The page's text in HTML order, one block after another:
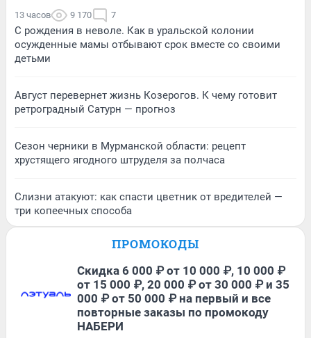
13 часов 9 170 7
С рождения в неволе. Как в уральской колонии
осужденные мамы отбывают срок вместе со своими
детьми
Август перевернет жизнь Козерогов. К чему готовит
ретроградный Сатурн — прогноз
Сезон черники в Мурманской области: рецепт
хрустящего ягодного штруделя за полчаса
Слизни атакуют: как спасти цветник от вредителей —
три копеечных способа
ПРОМОКОДЫ
Скидка 6 000 ₽ от 10 000 ₽, 10 000 ₽
от 15 000 ₽, 20 000 ₽ от 30 000 ₽ и 35
000 ₽ от 50 000 ₽ на первый и все
повторные заказы по промокоду
НАБЕРИ